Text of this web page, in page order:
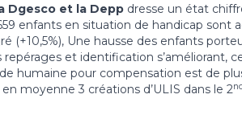
Dgesco et la Depp dresse un état
enfants en situation de handicap sont
(+10,5%), Une hausse des enfants
et identification s’améliorant,
humaine pour compensation est de
moyenne 3 créations d’ULIS dans le 2